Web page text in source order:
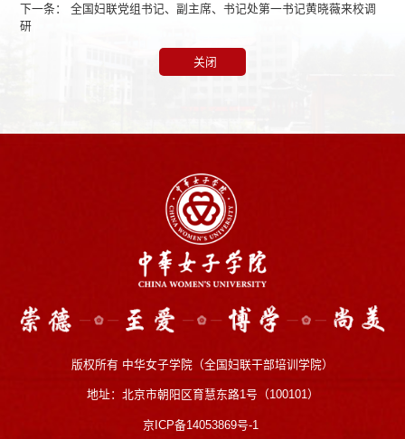
下一条：全国妇联党组书记、副主席、书记处第一书记黄晓薇来校调
研
关闭
版权所有 中华女子学院（全国妇联干部培训学院）
地址：北京市朝阳区育慧东路1号（100101）
京ICP备14053869号-1